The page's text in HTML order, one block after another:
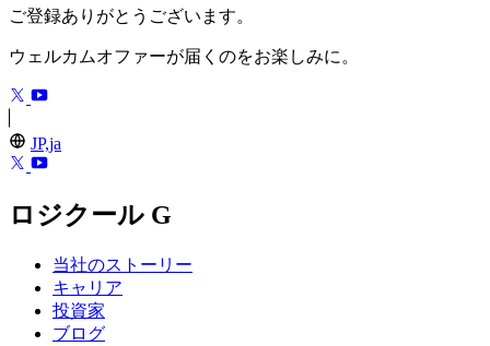
ご登録ありがとうございます。
ウェルカムオファーが届くのをお楽しみに。
JP,ja
ロジクール G
当社のストーリー
キャリア
投資家
ブログ